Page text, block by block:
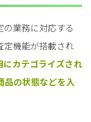
業務に対応する
定機能が搭載され
にカテゴライズされ
品の状態などを入